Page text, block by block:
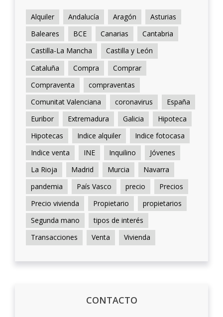
Alquiler Andalucía Aragón
Asturias
Baleares
BCE Canarias
Cantabria
Castilla-La Mancha
Castilla y León
Cataluña
Compra
Comprar
Compraventa
compraventas
Comunitat Valenciana
coronavirus
España
Euribor
Extremadura Galicia
Hipoteca
Hipotecas
Indice alquiler
Indice fotocasa
Indice venta
INE Inquilino
Jóvenes
La Rioja
Madrid Murcia
Navarra
pandemia
País Vasco precio
Precios
Precio vivienda
Propietario
propietarios
Segunda mano
tipos de interés
Transacciones
Venta Vivienda
CONTACTO